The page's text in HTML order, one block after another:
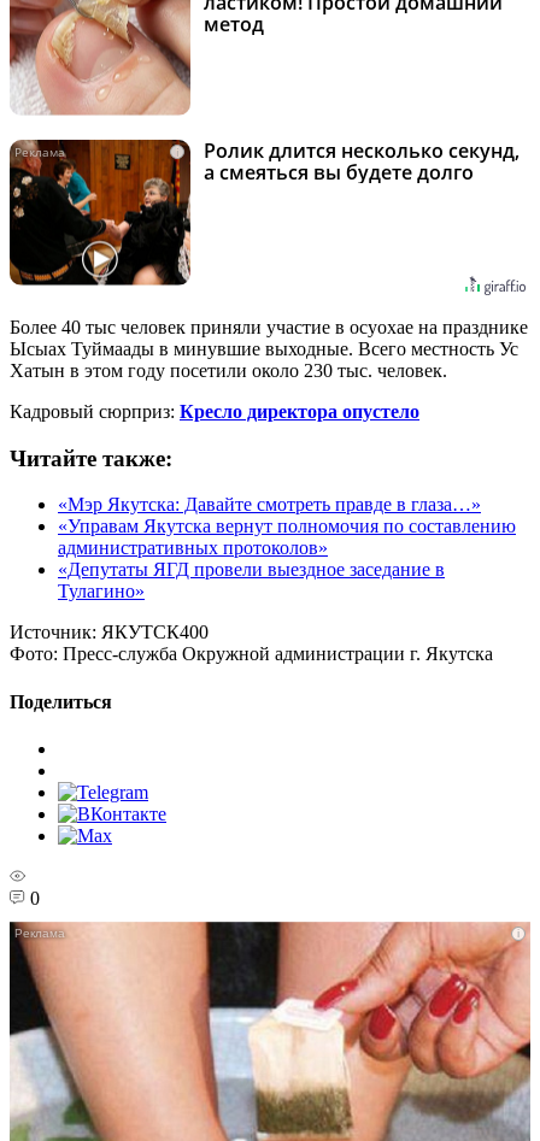
метод
i
Ролик длится несколько секунд,
а смеяться вы будете долго
Более 40 тыс человек приняли участие в осуохае на празднике
Ысыах Туймаады в минувшие выходные. Всего местность Ус
Хатын в этом году посетили около 230 тыс. человек.
Кадровый сюрприз: Кресло директора опустело
Читайте также:
«Мэр Якутска: Давайте смотреть правде в глаза…»
«Управам Якутска вернут полномочия по составлению
административных протоколов»
«Депутаты ЯГД провели выездное заседание в
Тулагино»
Источник: ЯКУТСК400
Фото: Пресс-служба Окружной администрации г. Якутска
Поделиться
0
i